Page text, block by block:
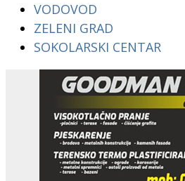
VODOVOD
ZELENI GRAD
SOKOLARSKI CENTAR